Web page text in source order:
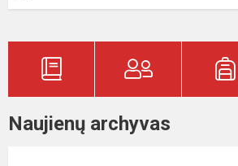
Naujienų archyvas